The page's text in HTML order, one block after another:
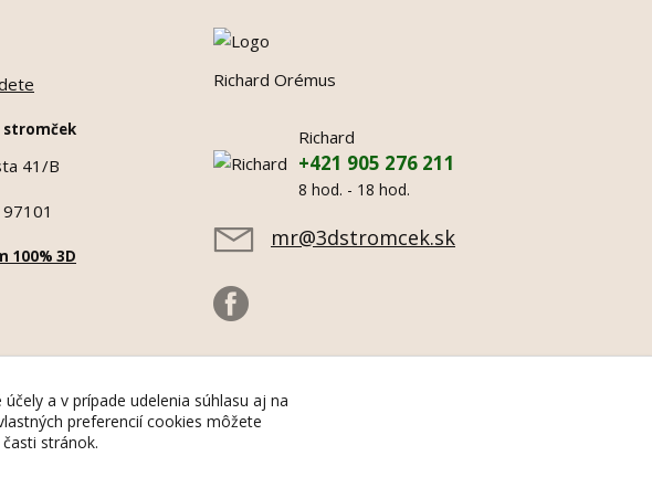
stromček
41/B
100% 3D
Richard Orémus
Richard
+421 905 276 211
8 hod. - 18 hod.
mr@3dstromcek.sk
a v prípade udelenia súhlasu aj na
preferencií cookies môžete
stránok.